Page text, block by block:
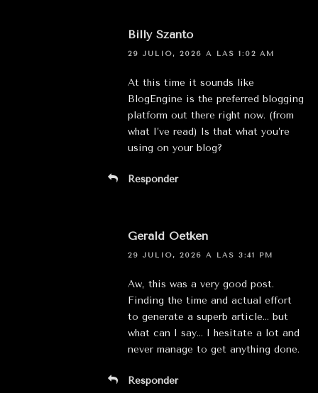
Billy Szanto
29 JULIO, 2026 A LAS 1:02 AM
At this time it sounds like
BlogEngine is the preferred blogging
platform out there right now. (from
what I’ve read) Is that what you’re
using on your blog?
Responder
Gerald Oetken
29 JULIO, 2026 A LAS 3:41 PM
Aw, this was a very good post.
Finding the time and actual effort
to generate a superb article… but
what can I say… I hesitate a lot and
never manage to get anything done.
Responder